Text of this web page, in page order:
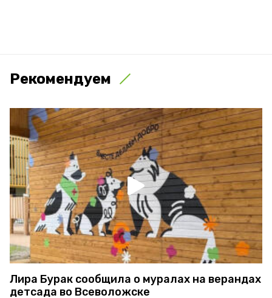
Рекомендуем
Лира Бурак сообщила о муралах на верандах
детсада во Всеволожске